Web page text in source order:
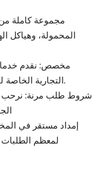
المحمولة، وهياكل
التجارية الخاصة لمساعدتك في بناء علامتك التجارية وتنميتها.
لمعظم